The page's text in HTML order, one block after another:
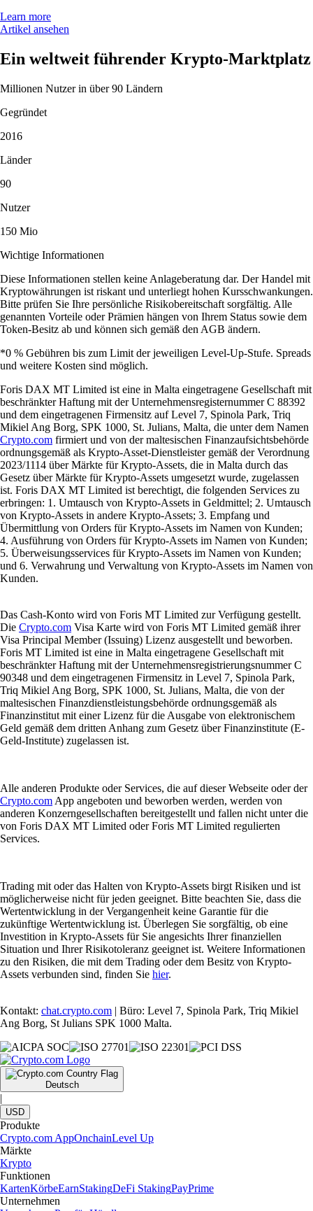
Learn more
Artikel ansehen
Ein weltweit führender Krypto-Marktplatz
Millionen Nutzer in über 90 Ländern
Gegründet
2016
Länder
90
Nutzer
150 Mio
Wichtige Informationen
Diese Informationen stellen keine Anlageberatung dar. Der Handel mit
Kryptowährungen ist riskant und unterliegt hohen Kursschwankungen.
Bitte prüfen Sie Ihre persönliche Risikobereitschaft sorgfältig. Alle
genannten Vorteile oder Prämien hängen von Ihrem Status sowie dem
Token-Besitz ab und können sich gemäß den AGB ändern.
*0 % Gebühren bis zum Limit der jeweiligen Level-Up-Stufe. Spreads
und weitere Kosten sind möglich.
Foris DAX MT Limited ist eine in Malta eingetragene Gesellschaft mit
beschränkter Haftung mit der Unternehmensregisternummer C 88392
und dem eingetragenen Firmensitz auf Level 7, Spinola Park, Triq
Mikiel Ang Borg, SPK 1000, St. Julians, Malta, die unter dem Namen
Crypto.com firmiert und von der maltesischen Finanzaufsichtsbehörde
ordnungsgemäß als Krypto-Asset-Dienstleister gemäß der Verordnung
2023/1114 über Märkte für Krypto-Assets, die in Malta durch das
Gesetz über Märkte für Krypto-Assets umgesetzt wurde, zugelassen
ist. Foris DAX MT Limited ist berechtigt, die folgenden Services zu
erbringen: 1. Umtausch von Krypto-Assets in Geldmittel; 2. Umtausch
von Krypto-Assets in andere Krypto-Assets; 3. Empfang und
Übermittlung von Orders für Krypto-Assets im Namen von Kunden;
4. Ausführung von Orders für Krypto-Assets im Namen von Kunden;
5. Überweisungsservices für Krypto-Assets im Namen von Kunden;
und 6. Verwahrung und Verwaltung von Krypto-Assets im Namen von
Kunden.
Das Cash-Konto wird von Foris MT Limited zur Verfügung gestellt.
Die Crypto.com Visa Karte wird von Foris MT Limited gemäß ihrer
Visa Principal Member (Issuing) Lizenz ausgestellt und beworben.
Foris MT Limited ist eine in Malta eingetragene Gesellschaft mit
beschränkter Haftung mit der Unternehmensregistrierungsnummer C
90348 und dem eingetragenen Firmensitz in Level 7, Spinola Park,
Triq Mikiel Ang Borg, SPK 1000, St. Julians, Malta, die von der
maltesischen Finanzdienstleistungsbehörde ordnungsgemäß als
Finanzinstitut mit einer Lizenz für die Ausgabe von elektronischem
Geld gemäß dem dritten Anhang zum Gesetz über Finanzinstitute (E-
Geld-Institute) zugelassen ist.
Alle anderen Produkte oder Services, die auf dieser Webseite oder der
Crypto.com App angeboten und beworben werden, werden von
anderen Konzerngesellschaften bereitgestellt und fallen nicht unter die
von Foris DAX MT Limited oder Foris MT Limited regulierten
Services.
Trading mit oder das Halten von Krypto-Assets birgt Risiken und ist
möglicherweise nicht für jeden geeignet. Bitte beachten Sie, dass die
Wertentwicklung in der Vergangenheit keine Garantie für die
zukünftige Wertentwicklung ist. Überlegen Sie sorgfältig, ob eine
Investition in Krypto-Assets für Sie angesichts Ihrer finanziellen
Situation und Ihrer Risikotoleranz geeignet ist. Weitere Informationen
zu den Risiken, die mit dem Trading oder dem Besitz von Krypto-
Assets verbunden sind, finden Sie hier.
Kontakt: chat.crypto.com | Büro: Level 7, Spinola Park, Triq Mikiel
Ang Borg, St Julians SPK 1000 Malta.
Deutsch
|
USD
Produkte
Crypto.com AppOnchainLevel Up
Märkte
Krypto
Funktionen
KartenKörbeEarnStakingDeFi StakingPayPrime
Unternehmen